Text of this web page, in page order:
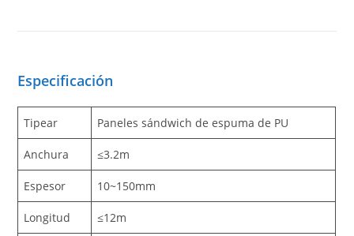
Especificación
Tipear Paneles sándwich de espuma de PU
Anchura ≤3.2m
Espesor 10~150mm
Longitud ≤12m